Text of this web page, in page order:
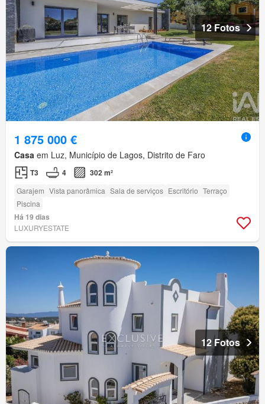
12 Fotos
1 875 000 €
Casa em Luz, Município de Lagos, Distrito de Faro
T3 4 302 m²
Garajem Vista panorâmica Sala de serviços Escritório Terraço
Piscina
Há 19 dias
LUXURYESTATE
12 Fotos